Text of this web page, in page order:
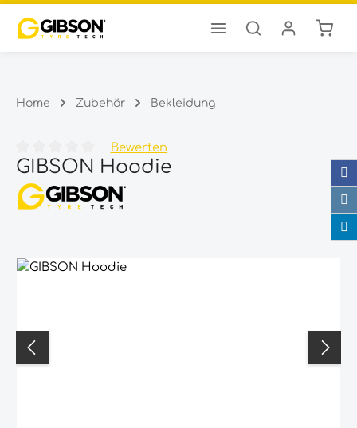
Zum Hauptinhalt springen
Home Zubehör Bekleidung
Durchschnittliche Bewertung von 0 von 5 Sternen
Bewerten
GIBSON Hoodie
Bildergalerie überspringen